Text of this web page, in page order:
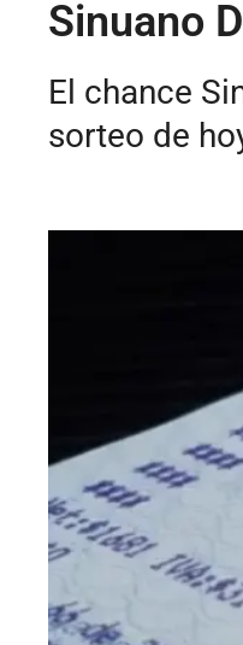
Sinuano
El chance
sorteo de